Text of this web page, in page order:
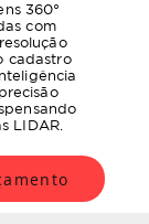
360°
com
cadastro
LIDAR.